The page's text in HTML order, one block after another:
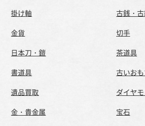
掛け軸
古銭・
金貨
切手
日本刀・鎧
茶道具
書道具
古いお
遺品買取
ダイヤ
金・貴金属
宝石